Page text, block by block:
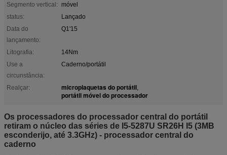
Segmento vertical:
móvel
status:
Lançado
Data do
lançamento:
Q1'15
Litografia:
14Nm
Use a
circunstância:
Caderno/portátil
Realçar: microplaquetas do portátil,
portátil móvel do processador
Os processadores do processador central do portátil
retiram o núcleo das séries de I5-5287U SR26H I5 (3MB
esconderijo, até 3.3GHz) - processador central do
caderno